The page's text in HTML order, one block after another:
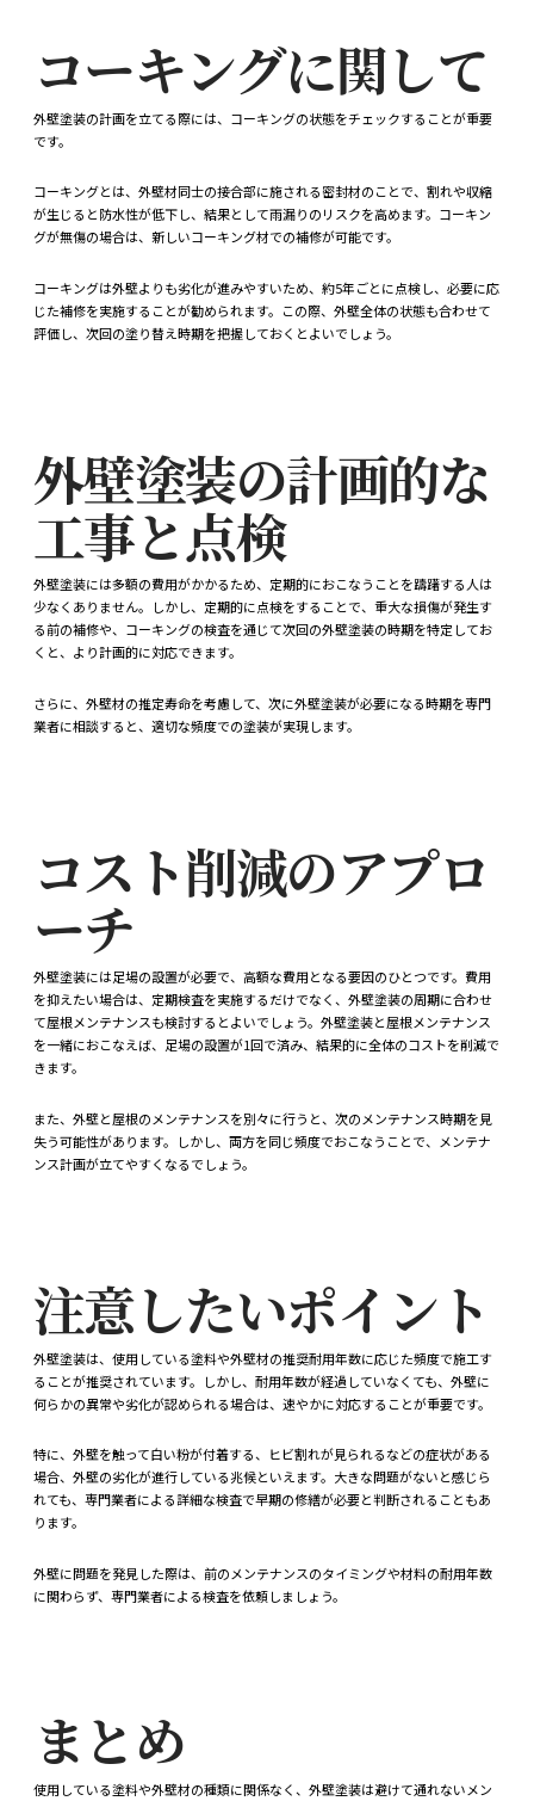
コーキングに関して
外壁塗装の計画を立てる際には、コーキングの状態をチェックすることが重要
です。
コーキングとは、外壁材同士の接合部に施される密封材のことで、割れや収縮
が生じると防水性が低下し、結果として雨漏りのリスクを高めます。コーキン
グが無傷の場合は、新しいコーキング材での補修が可能です。
コーキングは外壁よりも劣化が進みやすいため、約5年ごとに点検し、必要に応
じた補修を実施することが勧められます。この際、外壁全体の状態も合わせて
評価し、次回の塗り替え時期を把握しておくとよいでしょう。
外壁塗装の計画的な
工事と点検
外壁塗装には多額の費用がかかるため、定期的におこなうことを躊躇する人は
少なくありません。しかし、定期的に点検をすることで、重大な損傷が発生す
る前の補修や、コーキングの検査を通じて次回の外壁塗装の時期を特定してお
くと、より計画的に対応できます。
さらに、外壁材の推定寿命を考慮して、次に外壁塗装が必要になる時期を専門
業者に相談すると、適切な頻度での塗装が実現します。
コスト削減のアプロ
ーチ
外壁塗装には足場の設置が必要で、高額な費用となる要因のひとつです。費用
を抑えたい場合は、定期検査を実施するだけでなく、外壁塗装の周期に合わせ
て屋根メンテナンスも検討するとよいでしょう。外壁塗装と屋根メンテナンス
を一緒におこなえば、足場の設置が1回で済み、結果的に全体のコストを削減で
きます。
また、外壁と屋根のメンテナンスを別々に行うと、次のメンテナンス時期を見
失う可能性があります。しかし、両方を同じ頻度でおこなうことで、メンテナ
ンス計画が立てやすくなるでしょう。
注意したいポイント
外壁塗装は、使用している塗料や外壁材の推奨耐用年数に応じた頻度で施工す
ることが推奨されています。しかし、耐用年数が経過していなくても、外壁に
何らかの異常や劣化が認められる場合は、速やかに対応することが重要です。
特に、外壁を触って白い粉が付着する、ヒビ割れが見られるなどの症状がある
場合、外壁の劣化が進行している兆候といえます。大きな問題がないと感じら
れても、専門業者による詳細な検査で早期の修繕が必要と判断されることもあ
ります。
外壁に問題を発見した際は、前のメンテナンスのタイミングや材料の耐用年数
に関わらず、専門業者による検査を依頼しましょう。
まとめ
使用している塗料や外壁材の種類に関係なく、外壁塗装は避けて通れないメン